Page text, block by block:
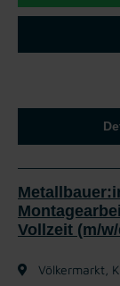
Vollzeit (m/
Völkermarkt,